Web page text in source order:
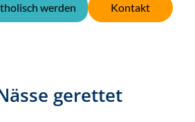
Kontakt
werden
gerettet